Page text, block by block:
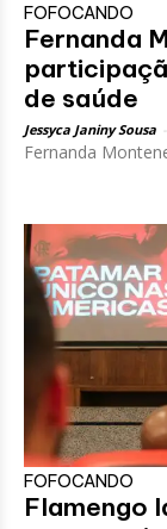
FOFOCANDO
Fernanda
de saúde
Jessyca Janiny Sousa
Fernanda
FOFOCANDO
Flamengo